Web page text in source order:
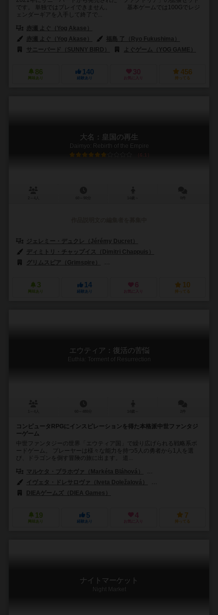
です。 単独ではプレイできません。 基本ゲームでは100Gでレジ
ェンダーギアを入手して終了で...
赤瀬 よぐ（Yog Akase）
赤瀬 よぐ（Yog Akase）
福島 了（Ryo Fukushima）
サニーバード（SUNNY BIRD）
よぐゲーム（YOG GAME）
86
興味あり
140
経験あり
30
お気に入り
456
持ってる
大名：皇国の再生
Daimyo: Rebirth of the Empire
6.1
ジェレミー・デュクレ（Jérémy Ducret）
ディミトリ・チャップイス（Dimitri Chappuis）
グリムスピア（Grimspire）
3
興味あり
14
経験あり
6
お気に入り
10
持ってる
エウティア：復活の苦悩
Euthia: Torment of Resurrection
コンピュータRPGにインスピレーションを得た本格派中世ファンタジ
ーゲーム
中世ファンタジーの世界「エウティア国」で繰り広げられる戦略系ボ
ードゲーム。 プレーヤーは様々な能力を持つ5人の勇者から1人を選
び、ドラゴンを倒す冒険の旅に出ます。 道...
マルケタ・ブラホヴァ（Markéta Bláhová）
イヴェタ・ドレサロヴァ（Iveta Doležalová）
DIEAゲームズ（DIEA Games）
19
興味あり
5
経験あり
4
お気に入り
7
持ってる
ナイトマーケット
Night Market